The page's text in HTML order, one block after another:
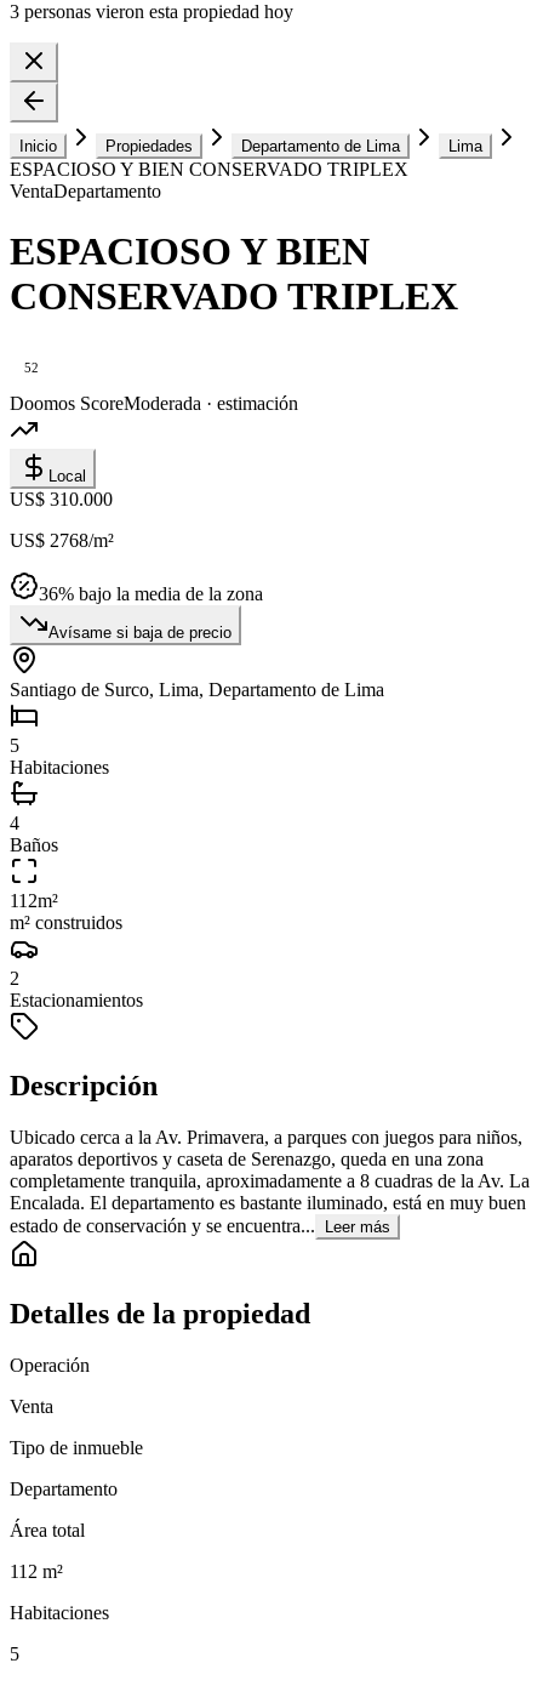
3 personas vieron esta propiedad hoy
Inicio Propiedades Departamento de Lima Lima
ESPACIOSO Y BIEN CONSERVADO TRIPLEX
VentaDepartamento
ESPACIOSO Y BIEN
CONSERVADO TRIPLEX
52
Doomos ScoreModerada · estimación
Local
US$ 310.000
US$ 2768/m²
36% bajo la media de la zona
Avísame si baja de precio
Santiago de Surco, Lima, Departamento de Lima
5
Habitaciones
4
Baños
112m²
m² construidos
2
Estacionamientos
Descripción
Ubicado cerca a la Av. Primavera, a parques con juegos para niños,
aparatos deportivos y caseta de Serenazgo, queda en una zona
completamente tranquila, aproximadamente a 8 cuadras de la Av. La
Encalada. El departamento es bastante iluminado, está en muy buen
estado de conservación y se encuentra...
Leer más
Detalles de la propiedad
Operación
Venta
Tipo de inmueble
Departamento
Área total
112 m²
Habitaciones
5